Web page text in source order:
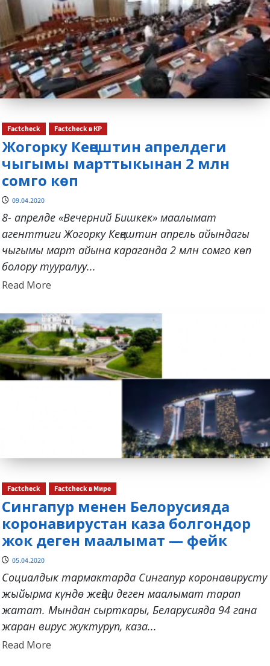
Factcheck Factcheck в КР
Жогорку Кеңештин апрелдеги
чыгымы марттыкынан 2 млн
сомго көп
09.04.2020
8- апрелде «Вечерний Бишкек» маалымат
агенттиги Жогорку Кеңештин апрель айындагы
чыгымы март айына караганда 2 млн сомго көп
болору тууралуу...
Read MoreRead
about
Factcheck Factcheck в Мире
Сингапур менен Белорусияда
коронавирустан каза болгондор
жок деген маалымат — фейк
05.04.2020
Социалдык тармактарда Сингапур коронавирусту
жыйырма күндө жеңди деген маалымат тарап
жатат. Мындан сырткары, Беларусияда 94 гана
жаран вирус жуктуруп, каза...
Read MoreRead